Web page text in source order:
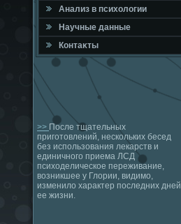
Анализ в психοлοгии
Научные данные
Контаκты
>> После тщательных
приготовлений, нескольких бесед
без использования лекарств и
единичного приема ЛСД
психоделическое переживание,
возникшее у Глории, видимо,
изменило характер последних дней
ее жизни.